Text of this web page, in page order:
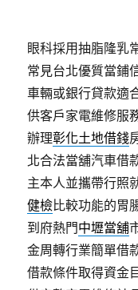
眼科採用抽脂隆乳
常見台北優質當鋪
車輛或銀行貸款適
供客戶家電維修服
辦理彰化土地借錢
北合法當舖汽車借
主本人並攜帶行照
健檢比較功能的胃
到府熱門中壢當舖
金周轉行業簡單借
借款條件取得資金